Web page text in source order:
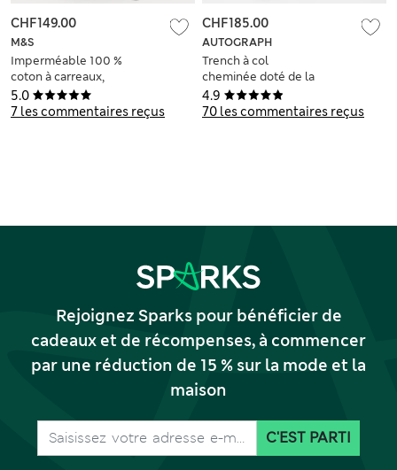
5.0
7 les commentaires reçus
M&S
Imperméable 100 %
coton à carreaux,
doté de la
technologie
CHF149.00
4.9
70 les commentaires reçus
AUTOGRAPH
Trench à col
cheminée doté de la
technologie
Stormwear™
CHF185.00
Rejoignez Sparks pour bénéficier de
cadeaux et de récompenses, à commencer
par une réduction de 15 % sur la mode et la
maison
C'EST PARTI